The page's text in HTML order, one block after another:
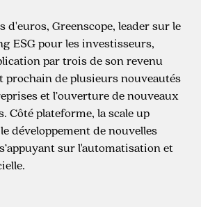
d'euros, Greenscope, leader sur le
ESG pour les investisseurs,
par trois de son revenu
prochain de plusieurs nouveautés
et l’ouverture de nouveaux
Côté plateforme, la scale up
développement de nouvelles
sur l'automatisation et